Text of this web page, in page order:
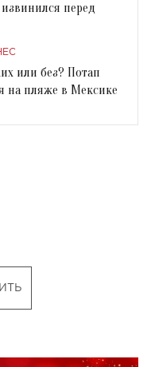
перед
или без? Потап
на пляже в Мексике